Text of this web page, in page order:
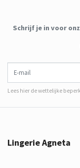
Schrijf je in voor
Lees hier de wettelijke
Lingerie Agneta